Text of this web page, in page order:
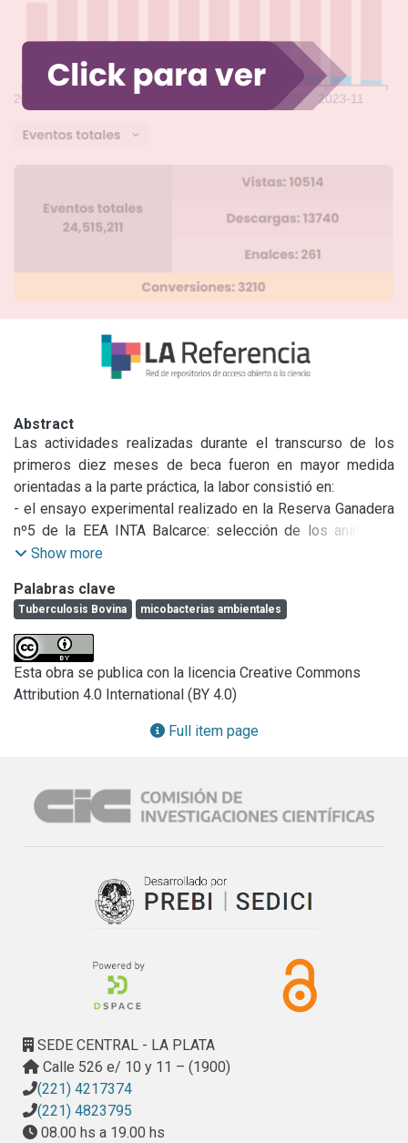
Abstract
Las actividades realizadas durante el transcurso de los
primeros diez meses de beca fueron en mayor medida
orientadas a la parte práctica, la labor consistió en:
- el ensayo experimental realizado en la Reserva Ganadera
nº5 de la EEA INTA Balcarce: selección de los animales,
toma de muestra de sangre seriada, infección experimental
comparativa cervical, lectura de tuberculinas; - visitas a
establecimientos ganaderos y lecheros de la actividad
privada, ubicados en diversas localidades de la provincia
de Buenos Aires y Córdoba: toma de muestras de sangre,
tuberculinización comparativa cervical, lectura de
tuberculinas, necropsias; - el Laboratorio de Bacteriología
del grupo de Sanidad Animal del INTA EEA Balcarce:
medios de cultivos, siembra en tubos, siembra en placas,
recuento bacteriano en placas, desuerado de sangres,
de potencia biológica de las tuberculinas PPDf, PPDph y
PPDpo realizadas en cobayos; - frigorífico: toma de
muestras de órganos de animales positivos a la PPD
Show more
Palabras clave
Tuberculosis Bovina micobacterias ambientales
Esta obra se publica con la licencia Creative Commons
Attribution 4.0 International (BY 4.0)
Full item page
SEDE CENTRAL - LA PLATA
Calle 526 e/ 10 y 11 – (1900)
(221) 4217374
(221) 4823795
08.00 hs a 19.00 hs